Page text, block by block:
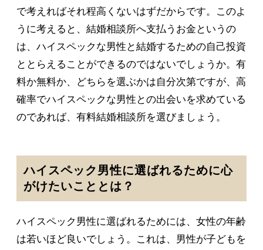
で考えればそれ程高くないはずだからです。このよ
うに考えると、結婚相談所へ支払うお金というの
は、ハイスペックな男性と結婚するための自己投資
ととらえることができるのではないでしょうか。有
料か無料か、どちらを選ぶかは自分次第ですが、高
確率でハイスペックな男性との出会いを求めている
のであれば、有料結婚相談所を選びましょう。
ハイスペック男性に選ばれるために心
がけたいこととは？
ハイスペック男性に選ばれるためには、女性の年齢
は若いほど良いでしょう。これは、男性が子どもを